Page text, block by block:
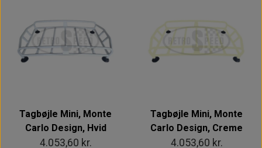
Tagbøjle Mini, Monte
Carlo Design, Hvid
4.053,60 kr.
Tagbøjle Mini, Monte
Carlo Design, Creme
4.053,60 kr.